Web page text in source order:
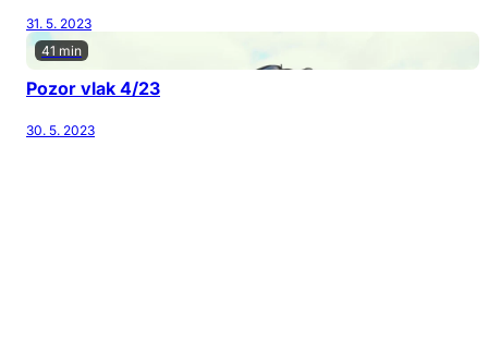
31. 5. 2023
41 min
Pozor vlak 4/23
30. 5. 2023